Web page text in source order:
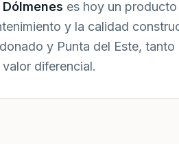
Dólmenes es hoy un
y la calidad
y Punta del Este,
diferencial.